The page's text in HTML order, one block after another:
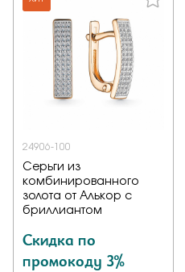
24906-100
Серьги из
комбинированного
золота от Алькор с
бриллиантом
Скидка по
промокоду 3%
Подтверждаю, что я